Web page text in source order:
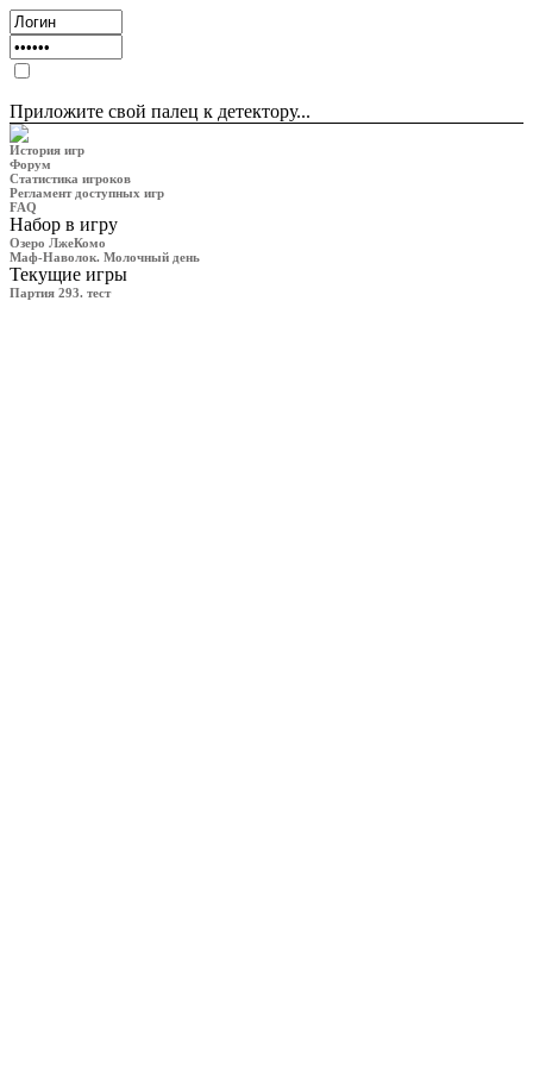
Приложите свой палец к детектору...
История игр
Форум
Статистика игроков
Регламент доступных игр
FAQ
Набор в игру
Озеро ЛжеКомо
Маф-Наволок. Молочный день
Текущие игры
Партия 293. тест